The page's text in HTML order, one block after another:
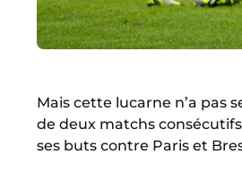
Mais cette lucarne n’a pas
de deux matchs
ses buts contre Paris et